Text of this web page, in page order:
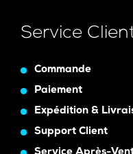
Service
Commande
Paiement
Expédition &
Support Client